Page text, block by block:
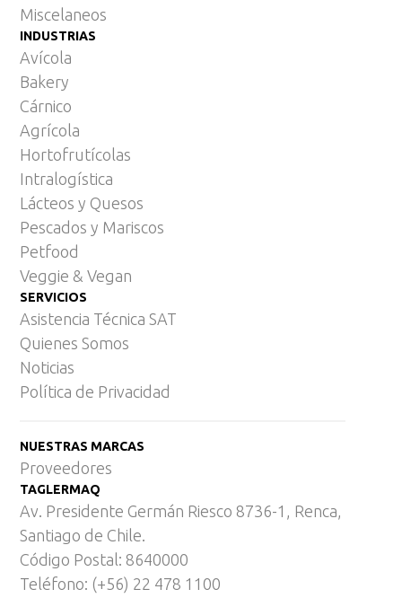
Miscelaneos
INDUSTRIAS
Avícola
Bakery
Cárnico
Agrícola
Hortofrutícolas
Intralogística
Lácteos y Quesos
Pescados y Mariscos
Petfood
Veggie & Vegan
SERVICIOS
Asistencia Técnica SAT
Quienes Somos
Noticias
Política de Privacidad
NUESTRAS MARCAS
Proveedores
TAGLERMAQ
Av. Presidente Germán Riesco 8736-1, Renca,
Santiago de Chile.
Código Postal: 8640000
Teléfono: (+56) 22 478 1100